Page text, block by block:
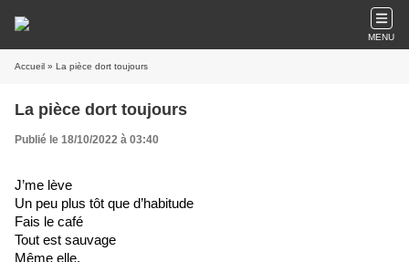
MENU
Accueil » La pièce dort toujours
La pièce dort toujours
Publié le 18/10/2022 à 03:40
J’me lève
Un peu plus tôt que d’habitude
Fais le café
Tout est sauvage
Même elle.